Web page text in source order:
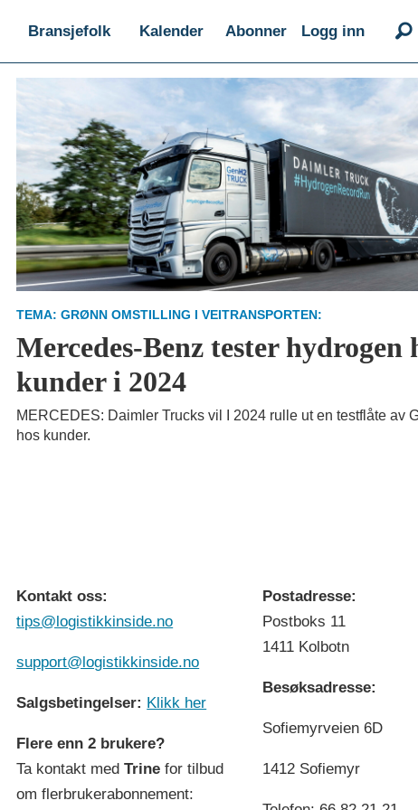
Bransjefolk Kalender Abonner Logg inn
TEMA: GRØNN OMSTILLING I VEITRANSPORTEN:
Mercedes-Benz tester hydrogen
kunder i 2024
MERCEDES: Daimler Trucks vil I 2024 rulle ut en testflåte av
hos kunder.
Kontakt oss:
tips@logistikkinside.no
support@logistikkinside.no
Salgsbetingelser: Klikk her
Flere enn 2 brukere?
Ta kontakt medTrine for tilbud
om flerbrukerabonnement:
Postadresse:
Postboks 11
1411 Kolbotn
Besøksadresse:
Sofiemyrveien 6D
1412 Sofiemyr